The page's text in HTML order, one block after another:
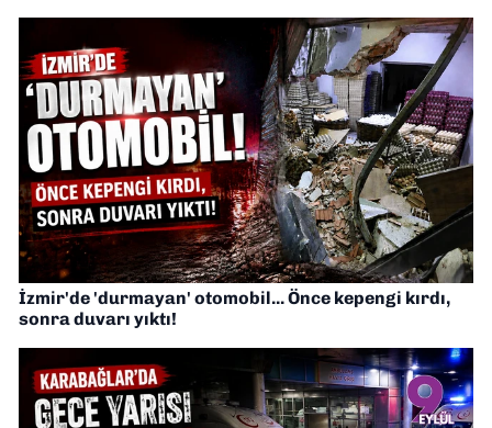
İzmir'de 'durmayan' otomobil... Önce kepengi kırdı,
sonra duvarı yıktı!